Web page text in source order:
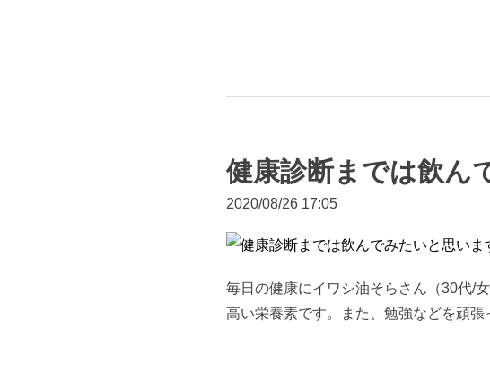
健康診断までは飲ん
2020/08/26 17:05
毎日の健康にイワシ油そらさん（30代/
高い栄養素です。また、勉強などを頑